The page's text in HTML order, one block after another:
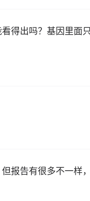
得出吗？基因里面
报告有很多不一样